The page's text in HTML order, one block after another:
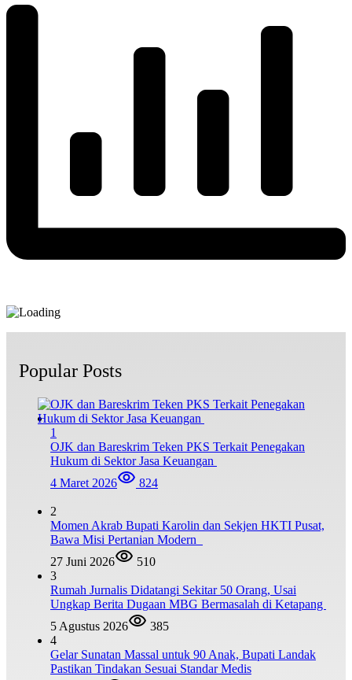
Popular Posts
1
OJK dan Bareskrim Teken PKS Terkait Penegakan
Hukum di Sektor Jasa Keuangan
4 Maret 2026
824
2
Momen Akrab Bupati Karolin dan Sekjen HKTI Pusat,
Bawa Misi Pertanian Modern
27 Juni 2026
510
3
Rumah Jurnalis Didatangi Sekitar 50 Orang, Usai
Ungkap Berita Dugaan MBG Bermasalah di Ketapang
5 Agustus 2026
385
4
Gelar Sunatan Massal untuk 90 Anak, Bupati Landak
Pastikan Tindakan Sesuai Standar Medis